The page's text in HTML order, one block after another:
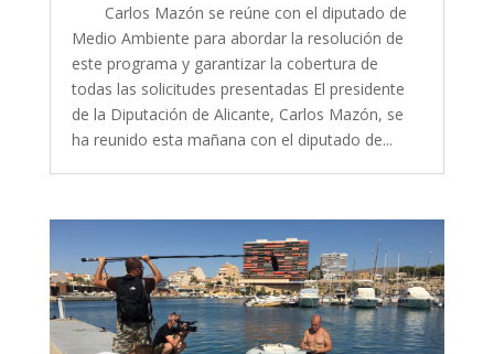
Carlos Mazón se reúne con el diputado de
Medio Ambiente para abordar la resolución de
este programa y garantizar la cobertura de
todas las solicitudes presentadas El presidente
de la Diputación de Alicante, Carlos Mazón, se
ha reunido esta mañana con el diputado de...